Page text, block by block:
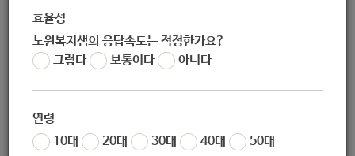
효율성
노원복지샘의 응답속도는 적정한가요?
그렇다
보통이다 아니다
연령
10대
20대 30대 40대
50대
가사간병방문지원
서식
작성자 노원 복지샘
210